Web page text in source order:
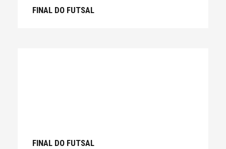
FINAL DO FUTSAL
FINAL DO FUTSAL